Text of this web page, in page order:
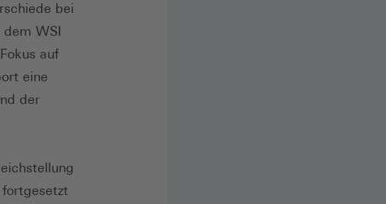
bei
WSI
auf
eine
der